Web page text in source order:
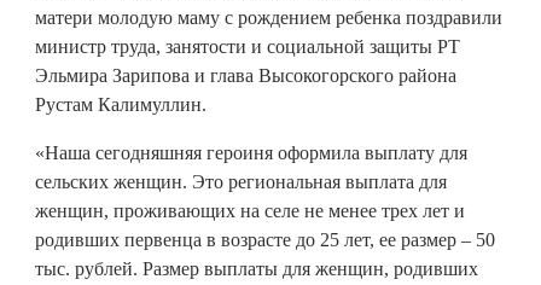
матери молодую маму с рождением ребенка поздравили
министр труда, занятости и социальной защиты РТ
Эльмира Зарипова и глава Высокогорского района
Рустам Калимуллин.
«Наша сегодняшняя героиня оформила выплату для
сельских женщин. Это региональная выплата для
женщин, проживающих на селе не менее трех лет и
родивших первенца в возрасте до 25 лет, ее размер – 50
тыс. рублей. Размер выплаты для женщин, родивших